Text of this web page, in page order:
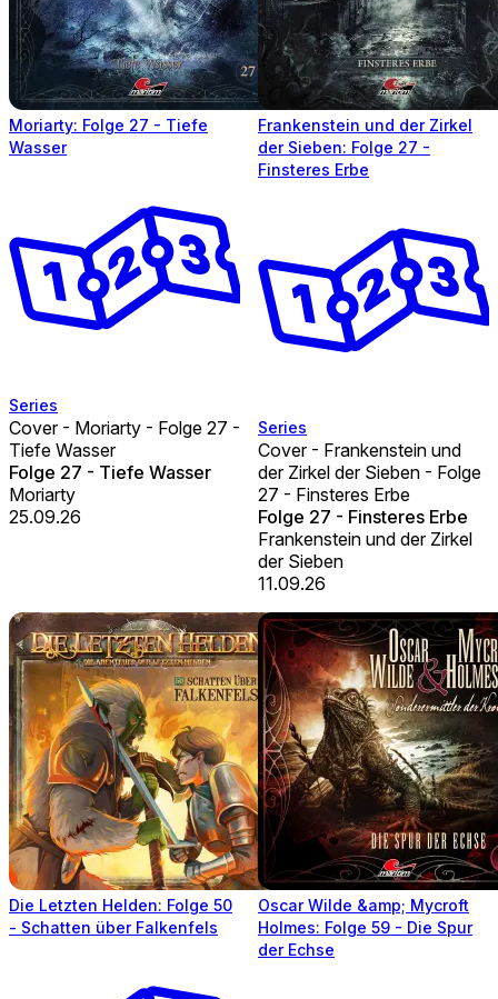
Moriarty: Folge 27 - Tiefe
Wasser
Series
Cover - Moriarty - Folge 27 -
Tiefe Wasser
Folge 27 - Tiefe Wasser
Moriarty
25.09.26
Frankenstein und der Zirkel
der Sieben: Folge 27 -
Finsteres Erbe
Series
Cover - Frankenstein und
der Zirkel der Sieben - Folge
27 - Finsteres Erbe
Folge 27 - Finsteres Erbe
Frankenstein und der Zirkel
der Sieben
11.09.26
Die Letzten Helden: Folge 50
- Schatten über Falkenfels
Oscar Wilde &amp; Mycroft
Holmes: Folge 59 - Die Spur
der Echse